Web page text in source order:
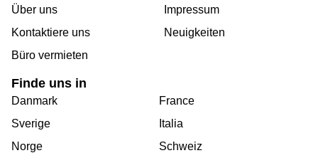
Über uns
Kontaktiere uns
Büro vermieten
Impressum
Neuigkeiten
Finde uns in
Danmark
Sverige
Norge
France
Italia
Schweiz